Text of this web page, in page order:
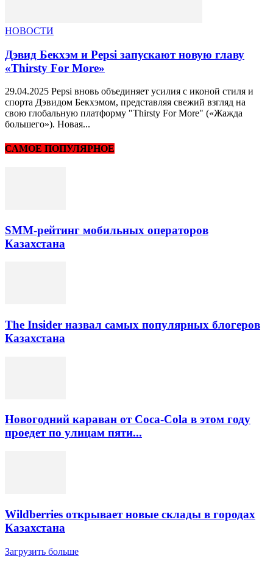
НОВОСТИ
Дэвид Бекхэм и Pepsi запускают новую главу
«Thirsty For More»
29.04.2025 Pepsi вновь объединяет усилия с иконой стиля и
спорта Дэвидом Бекхэмом, представляя свежий взгляд на
свою глобальную платформу "Thirsty For More" («Жажда
большего»). Новая...
САМОЕ ПОПУЛЯРНОЕ
SMM-рейтинг мобильных операторов
Казахстана
The Insider назвал самых популярных блогеров
Казахстана
Новогодний караван от Coca-Cola в этом году
проедет по улицам пяти...
Wildberries открывает новые склады в городах
Казахстана
Загрузить больше